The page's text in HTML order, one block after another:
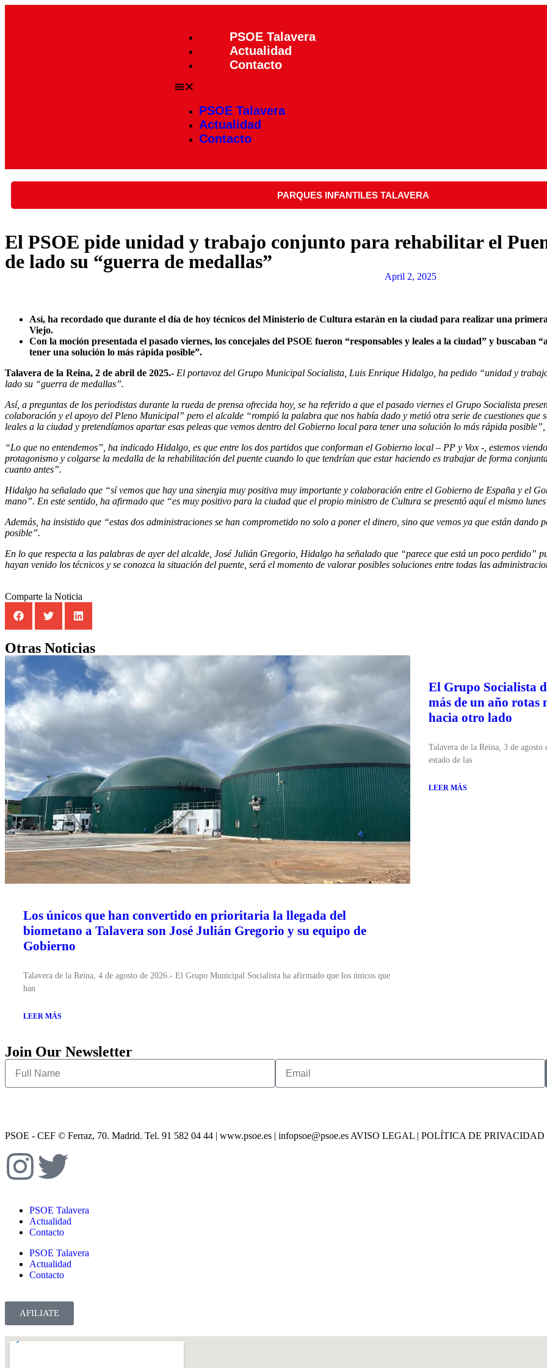
PSOE Talavera
Actualidad
Contacto
PSOE Talavera
Actualidad
Contacto
PARQUES INFANTILES TALAVERA
El PSOE pide unidad y trabajo conjunto para rehabilitar el
de lado su “guerra de medallas”
April 2, 2025
Así, ha recordado que durante el día de hoy técnicos del Ministerio de Cultura estarán en la ciudad para realizar una
Viejo.
Con la moción presentada el pasado viernes, los concejales del PSOE fueron “responsables y leales a la ciudad” y buscaban
tener una solución lo más rápida posible”.
Talavera de la Reina, 2 de abril de 2025.- El portavoz del Grupo Municipal Socialista, Luis Enrique Hidalgo, ha pedido “unidad y
lado su “guerra de medallas”.
Así, a preguntas de los periodistas durante la rueda de prensa ofrecida hoy, se ha referido a que el pasado viernes el Grupo Socialista
colaboración y el apoyo del Pleno Municipal” pero el alcalde “rompió la palabra que nos había dado y metió otra serie de cuestiones que
leales a la ciudad y pretendíamos apartar esas peleas que vemos dentro del Gobierno local para tener una solución lo más rápida
“Lo que no entendemos”, ha indicado Hidalgo, es que entre los dos partidos que conforman el Gobierno local – PP y Vox -, estemos
protagonismo y colgarse la medalla de la rehabilitación del puente cuando lo que tendrían que estar haciendo es trabajar de forma
cuanto antes”.
Hidalgo ha señalado que “sí vemos que hay una sinergia muy positiva muy importante y colaboración entre el Gobierno de España y el
mano”. En este sentido, ha afirmado que “es muy positivo para la ciudad que el propio ministro de Cultura se presentó aquí el mismo
Además, ha insistido que “estas dos administraciones se han comprometido no solo a poner el dinero, sino que vemos ya que están dando
posible”.
En lo que respecta a las palabras de ayer del alcalde, José Julián Gregorio, Hidalgo ha señalado que “parece que está un poco perdido”
hayan venido los técnicos y se conozca la situación del puente, será el momento de valorar posibles soluciones entre todas las
Comparte la Noticia
Otras Noticias
Los únicos que han convertido en prioritaria la llegada del
biometano a Talavera son José Julián Gregorio y su equipo de
Gobierno
Talavera de la Reina, 4 de agosto de 2026.- El Grupo Municipal Socialista ha afirmado que los únicos que
han
LEER MÁS
El Grupo Socialista
más de un año rotas
hacia otro lado
Talavera de la Reina, 3 de
estado de las
LEER MÁS
Join Our Newsletter
PSOE - CEF © Ferraz, 70. Madrid. Tel. 91 582 04 44 | www.psoe.es | infopsoe@psoe.es AVISO LEGAL | POLÍTICA DE
PSOE Talavera
Actualidad
Contacto
PSOE Talavera
Actualidad
Contacto
AFILIATE